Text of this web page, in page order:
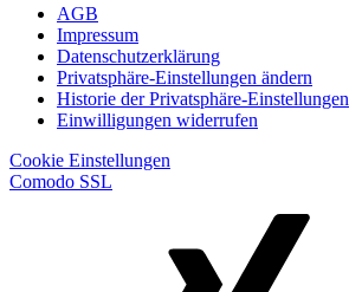
AGB
Impressum
Datenschutzerklärung
Privatsphäre-Einstellungen ändern
Historie der Privatsphäre-Einstellungen
Einwilligungen widerrufen
Cookie Einstellungen
Comodo SSL